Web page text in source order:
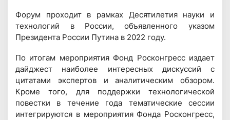
Форум проходит в рамках Десятилетия науки и
технологий в России, объявленного указом
Президента России Путина в 2022 году.
По итогам мероприятия Фонд Росконгресс издает
дайджест наиболее интересных дискуссий с
цитатами экспертов и аналитическим обзором.
Кроме того, для поддержки технологической
повестки в течение года тематические сессии
интегрируются в мероприятия Фонда Росконгресс,